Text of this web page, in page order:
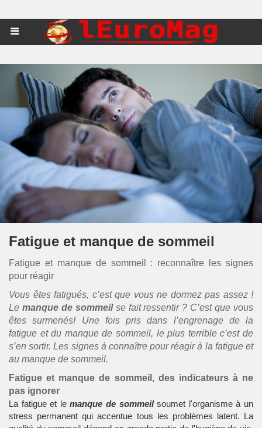
Fatigue et manque de sommeil
Fatigue et manque de sommeil : reconnaître les signes
pour réagir
Vous êtes fatigués, c’est que vous ne dormez pas assez !
Le manque de sommeilse fait ressentir ? C’est que vous
êtes surmenés! Une fois pris dans l’engrenage de la
fatigue et du manque de sommeil, le plus terrible c’est de
s’en sortir. Les signes à connaître pour réagir à la fatigue et
au manque de sommeil.
Fatigue et manque de sommeil, des indicateurs à ne
pas ignorer
La fatigue et lemanque de sommeilsoumet l'organisme à un
stress permanent qui accentue tous les problèmes latent. La